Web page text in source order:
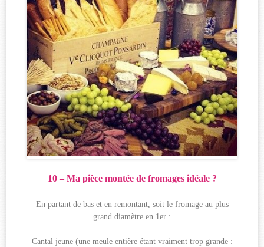
10 – Ma pièce montée de fromages idéale ?
En partant de bas et en remontant, soit le fromage au plus
grand diamètre en 1er :
Cantal jeune (une meule entière étant vraiment trop grande :